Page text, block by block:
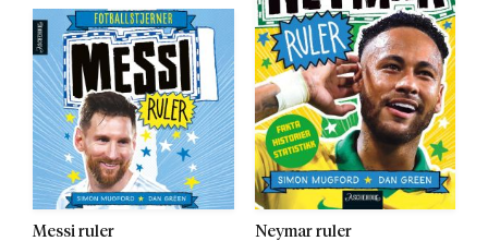
Messi ruler Neymar ruler